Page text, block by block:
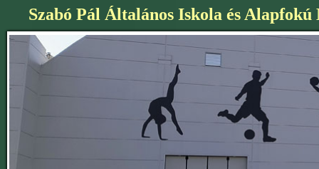
Szabó Pál Általános Iskola és